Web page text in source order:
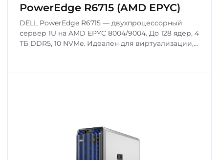
PowerEdge R6715 (AMD EPYC)
DELL PowerEdge R6715 — двухпроцессорный
сервер 1U на AMD EPYC 8004/9004. До 128 ядер, 4
ТБ DDR5, 10 NVMe. Идеален для виртуализации,